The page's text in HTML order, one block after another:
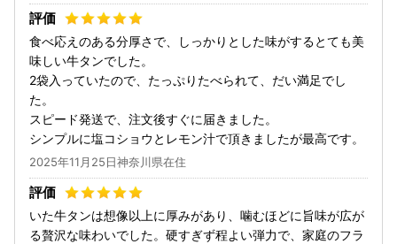
食べ応えのある分厚さで、しっかりとした味がするとても美
味しい牛タンでした。
2袋入っていたので、たっぷりたべられて、だい満足でし
た。
スピード発送で、注文後すぐに届きました。
シンプルに塩コショウとレモン汁で頂きましたが最高です。
2025年11月25日神奈川県在住
いた牛タンは想像以上に厚みがあり、噛むほどに旨味が広が
る贅沢な味わいでした。硬すぎず程よい弾力で、家庭のフラ